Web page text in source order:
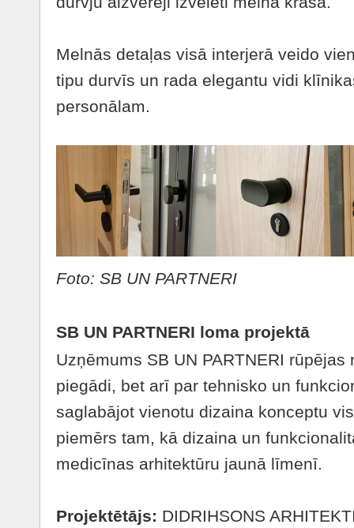
Melnās detaļas visā interjerā veido
tipu durvīs un rada elegantu vidi
personālam.
Foto: SB UN PARTNERI
SB UN PARTNERI loma projektā
Uzņēmums SB UN PARTNERI
piegādi, bet arī par tehnisko un
saglabājot vienotu dizaina konceptu
piemērs tam, kā dizaina un
medicīnas arhitektūru jaunā līmenī.
Projektētājs: DIDRIHSONS